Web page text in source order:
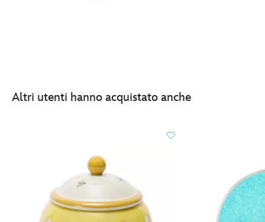
Altri utenti hanno acquistato anche